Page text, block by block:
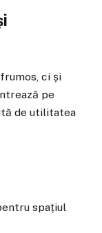
ci și
pe
de utilitatea
spațiul